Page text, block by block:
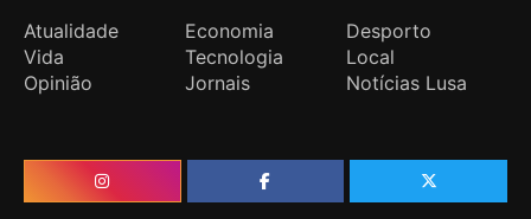
Atualidade Economia
Desporto
Vida
Tecnologia
Local
Opinião
Jornais Notícias Lusa